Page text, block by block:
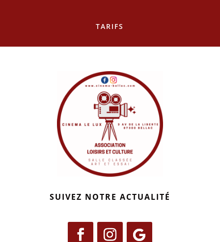
TARIFS
SUIVEZ NOTRE ACTUALITÉ